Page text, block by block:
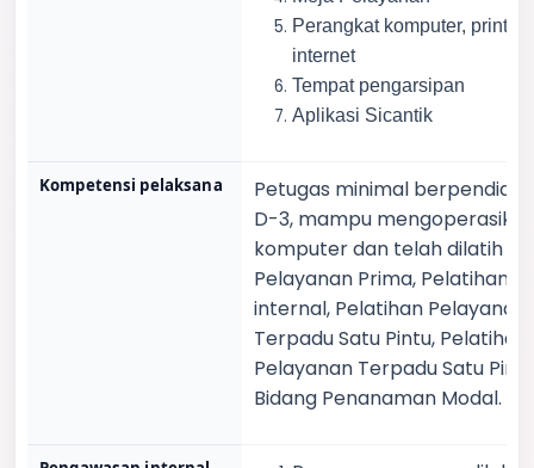
Perangkat komputer, printer
internet
Tempat pengarsipan
Aplikasi Sicantik
Kompetensi pelaksana
Petugas minimal
D-3, mampu
komputer dan telah dilatih
Pelayanan Prima, Pelatihan
internal, Pelatihan Pelayanan
Terpadu Satu Pintu, Pelatihan
Pelayanan Terpadu Satu Pintu
Bidang Penanaman Modal.